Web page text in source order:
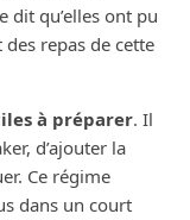
dit qu’elles ont pu
repas de cette
à préparer. Il
d’ajouter la
Ce régime
dans un court